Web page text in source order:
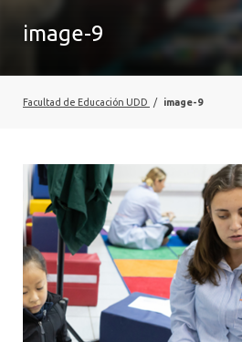
VINCULACIÓN CON EL MEDIO
ALUMNI
image-9
Facultad de Educación UDD / image-9